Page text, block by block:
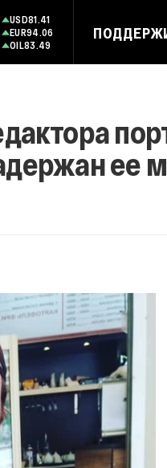
USD81.41
EUR94.06
OIL83.49
ее